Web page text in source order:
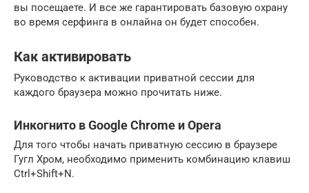
вы посещаете. И все же гарантировать базовую охрану
во время серфинга в онлайна он будет способен.
Как активировать
Руководство к активации приватной сессии для
каждого браузера можно прочитать ниже.
Инкогнито в Google Chrome и Opera
Для того чтобы начать приватную сессию в браузере
Гугл Хром, необходимо применить комбинацию клавиш
Ctrl+Shift+N.